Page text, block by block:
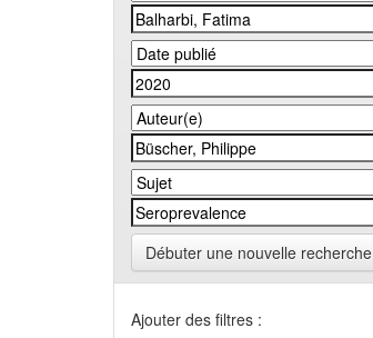
Débuter une nouvelle recherche
Ajouter des filtres :